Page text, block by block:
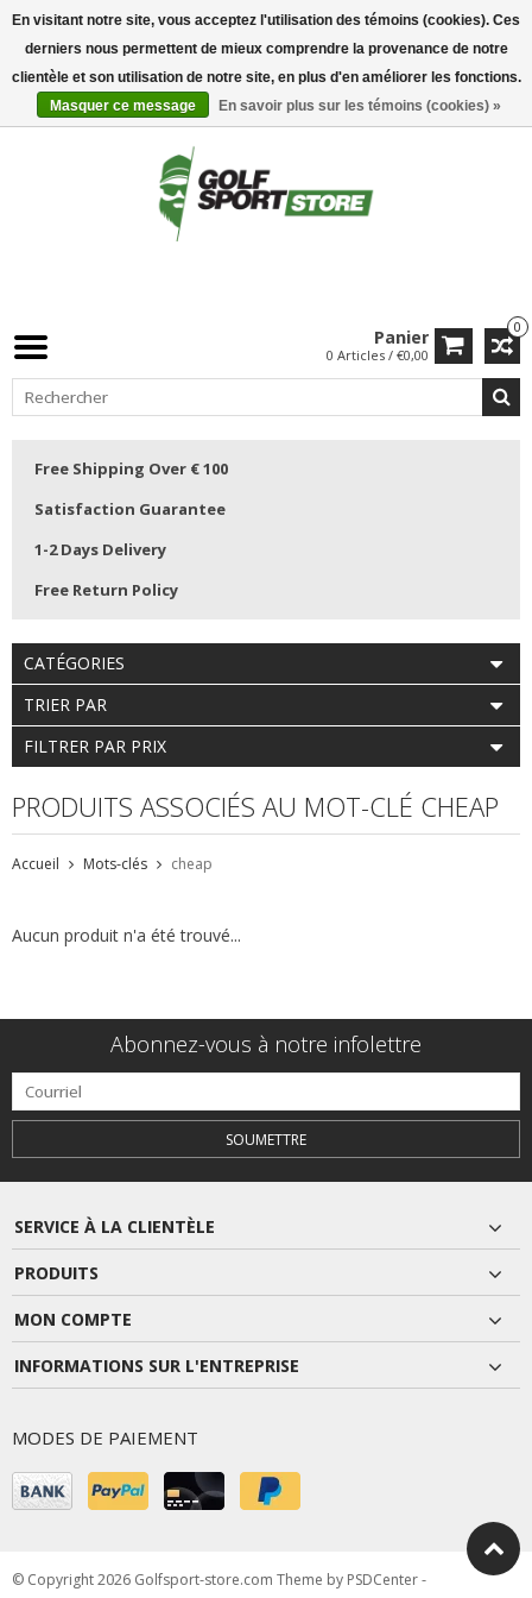
0
Panier
0 Articles / €0,00
Free Shipping Over € 100
Satisfaction Guarantee
1-2 Days Delivery
Free Return Policy
CATÉGORIES
TRIER PAR
FILTRER PAR PRIX
PRODUITS ASSOCIÉS AU MOT-CLÉ CHEAP
Accueil Mots-clés cheap
Aucun produit n'a été trouvé...
Abonnez-vous à notre infolettre
SOUMETTRE
SERVICE À LA CLIENTÈLE
PRODUITS
MON COMPTE
INFORMATIONS SUR L'ENTREPRISE
MODES DE PAIEMENT
© Copyright 2026 Golfsport-store.com Theme by PSDCenter-
En visitant notre site, vous acceptez l'utilisation des témoins (cookies). Ces
derniers nous permettent de mieux comprendre la provenance de notre
clientèle et son utilisation de notre site, en plus d'en améliorer les fonctions.
Masquer ce message
En savoir plus sur les témoins (cookies) »